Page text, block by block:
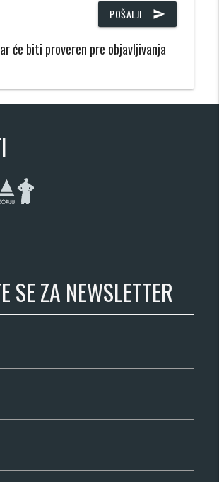
POŠALJI send
će biti proveren pre objavljivanja
SE ZA NEWSLETTER